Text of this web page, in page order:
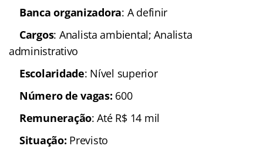
Banca organizadora: A definir
Cargos: Analista ambiental; Analista
administrativo
Escolaridade: Nível superior
Número de vagas: 600
Remuneração: Até R$ 14 mil
Situação: Previsto